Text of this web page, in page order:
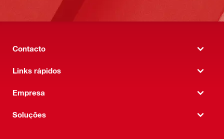
Contacto
Links rápidos
Empresa
Soluções